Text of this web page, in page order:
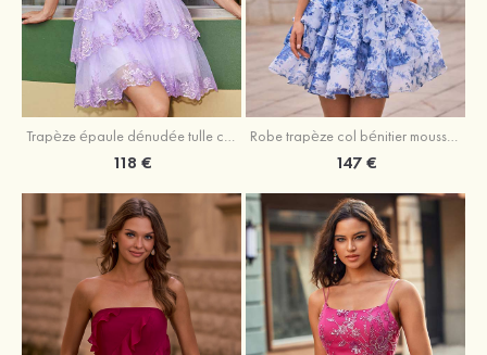
118 € 147 €